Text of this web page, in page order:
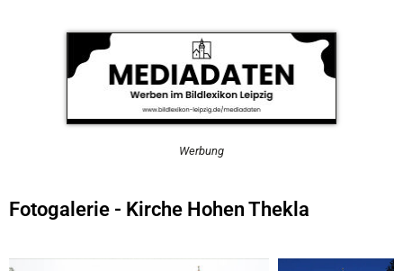
Werbung
Fotogalerie - Kirche Hohen Thekla